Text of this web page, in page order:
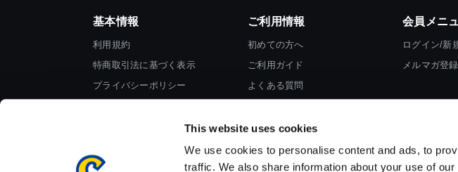
This website uses cookies
We use cookies to personalise content and ads, to
traffic. We also share information about your use of
基本情報
利用規約
特商取引法に基づく表示
プライバシーポリシー
ご利用情報
初めての方へ
ご利用ガイド
よくある質問
会員メニ
ログイン/新
メルマガ登録